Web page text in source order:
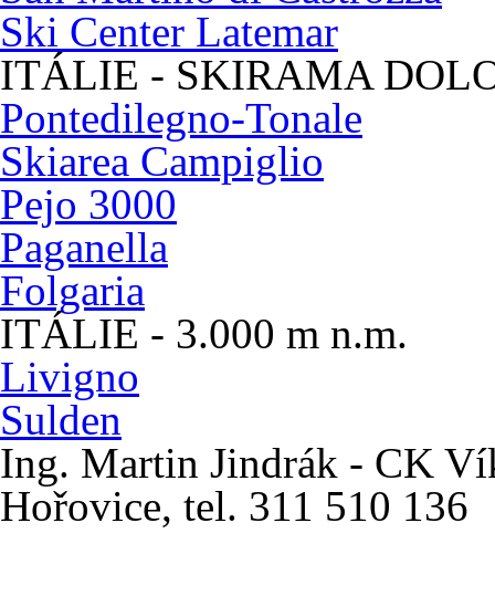
Ski Center Latemar
ITÁLIE - SKIRAMA
Pontedilegno-Tonale
Skiarea Campiglio
Pejo 3000
Paganella
Folgaria
ITÁLIE - 3.000 m n.m.
Livigno
Sulden
Ing. Martin Jindrák - CK
Hořovice, tel. 311 510